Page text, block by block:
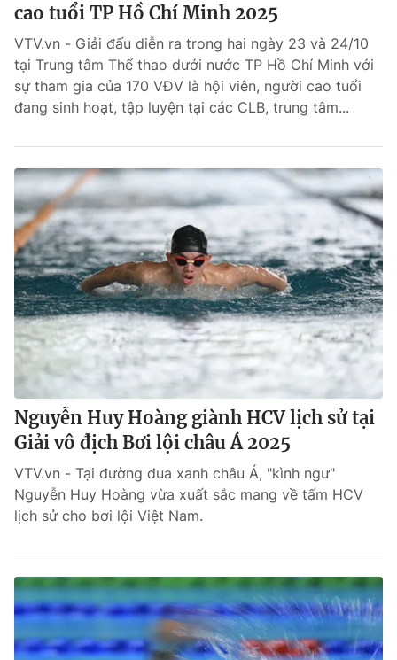
cao tuổi TP Hồ Chí Minh 2025
VTV.vn - Giải đấu diễn ra trong hai ngày 23 và 24/10
tại Trung tâm Thể thao dưới nước TP Hồ Chí Minh với
sự tham gia của 170 VĐV là hội viên, người cao tuổi
đang sinh hoạt, tập luyện tại các CLB, trung tâm...
Nguyễn Huy Hoàng giành HCV lịch sử tại
Giải vô địch Bơi lội châu Á 2025
VTV.vn - Tại đường đua xanh châu Á, "kình ngư"
Nguyễn Huy Hoàng vừa xuất sắc mang về tấm HCV
lịch sử cho bơi lội Việt Nam.